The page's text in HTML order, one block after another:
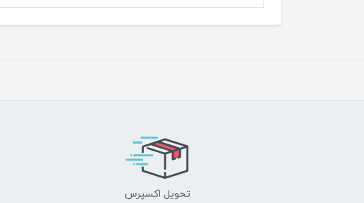
تحویل اکسپرس